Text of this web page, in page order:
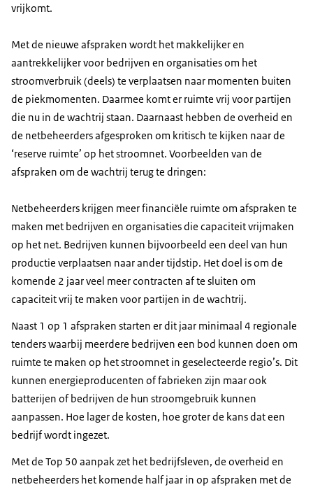
vrijkomt.
Met de nieuwe afspraken wordt het makkelijker en
aantrekkelijker voor bedrijven en organisaties om het
stroomverbruik (deels) te verplaatsen naar momenten buiten
de piekmomenten. Daarmee komt er ruimte vrij voor partijen
die nu in de wachtrij staan. Daarnaast hebben de overheid en
de netbeheerders afgesproken om kritisch te kijken naar de
‘reserve ruimte’ op het stroomnet. Voorbeelden van de
afspraken om de wachtrij terug te dringen:
Netbeheerders krijgen meer financiële ruimte om afspraken te
maken met bedrijven en organisaties die capaciteit vrijmaken
op het net. Bedrijven kunnen bijvoorbeeld een deel van hun
productie verplaatsen naar ander tijdstip. Het doel is om de
komende 2 jaar veel meer contracten af te sluiten om
capaciteit vrij te maken voor partijen in de wachtrij.
Naast 1 op 1 afspraken starten er dit jaar minimaal 4 regionale
tenders waarbij meerdere bedrijven een bod kunnen doen om
ruimte te maken op het stroomnet in geselecteerde regio’s. Dit
kunnen energieproducenten of fabrieken zijn maar ook
batterijen of bedrijven de hun stroomgebruik kunnen
aanpassen. Hoe lager de kosten, hoe groter de kans dat een
bedrijf wordt ingezet.
Met de Top 50 aanpak zet het bedrijfsleven, de overheid en
netbeheerders het komende half jaar in op afspraken met de